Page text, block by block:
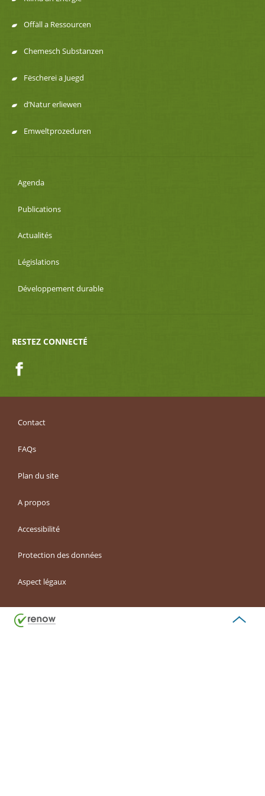
Offäll a Ressourcen
Chemesch Substanzen
Fëscherei a Juegd
d’Natur erliewen
Emweltprozeduren
Agenda
Publications
Actualités
Législations
Développement durable
RESTEZ CONNECTÉ
Contact
FAQs
Plan du site
A propos
Accessibilité
Protection des données
Aspect légaux
de